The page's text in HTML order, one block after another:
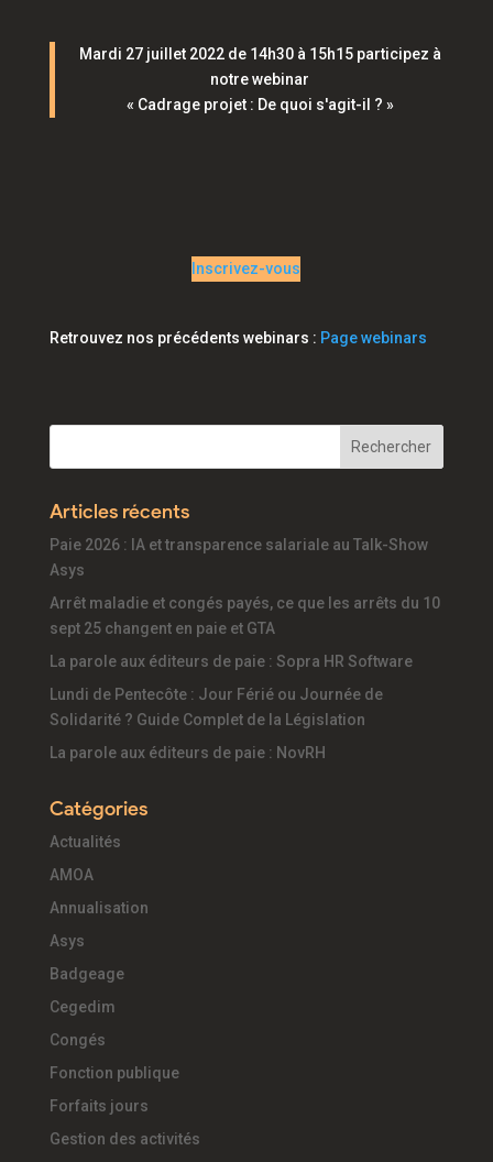
Mardi 27 juillet 2022 de 14h30 à 15h15 participez à
notre webinar
« Cadrage projet : De quoi s'agit-il ? »
Inscrivez-vous
Retrouvez nos précédents webinars : Page webinars
Articles récents
Paie 2026 : IA et transparence salariale au Talk-Show
Asys
Arrêt maladie et congés payés, ce que les arrêts du 10
sept 25 changent en paie et GTA
La parole aux éditeurs de paie : Sopra HR Software
Lundi de Pentecôte : Jour Férié ou Journée de
Solidarité ? Guide Complet de la Législation
La parole aux éditeurs de paie : NovRH
Catégories
Actualités
AMOA
Annualisation
Asys
Badgeage
Cegedim
Congés
Fonction publique
Forfaits jours
Gestion des activités